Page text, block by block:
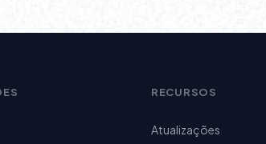
RECURSOS
Atualizações